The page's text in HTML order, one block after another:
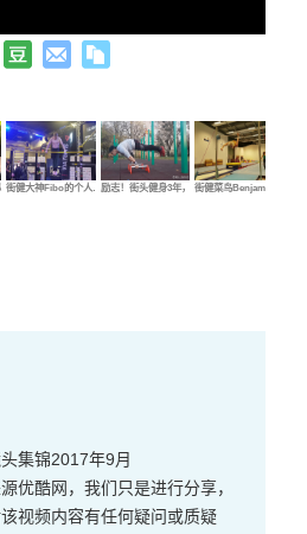
…
街健大神Fibo的个人…励志！街头健身3年，…街健菜鸟Benjamin的…
集锦2017年9月
优酷网，我们只是进行分享，
视频内容有任何疑问或质疑